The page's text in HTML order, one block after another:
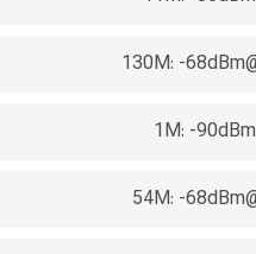
130M: -
1M: -
54M: -